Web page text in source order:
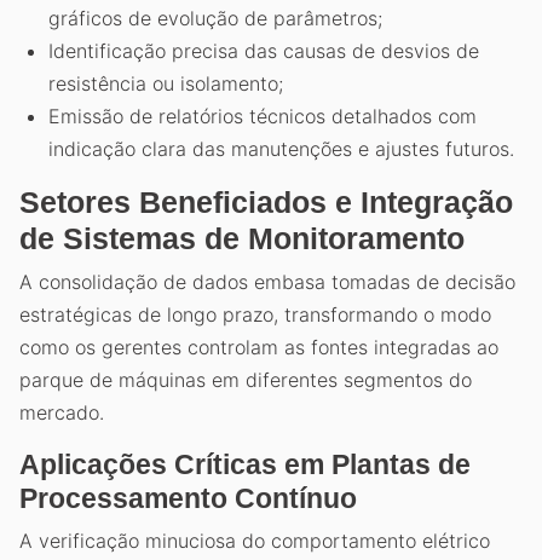
gráficos de evolução de parâmetros;
Identificação precisa das causas de desvios de
resistência ou isolamento;
Emissão de relatórios técnicos detalhados com
indicação clara das manutenções e ajustes futuros.
Setores Beneficiados e Integração
de Sistemas de Monitoramento
A consolidação de dados embasa tomadas de decisão
estratégicas de longo prazo, transformando o modo
como os gerentes controlam as fontes integradas ao
parque de máquinas em diferentes segmentos do
mercado.
Aplicações Críticas em Plantas de
Processamento Contínuo
A verificação minuciosa do comportamento elétrico